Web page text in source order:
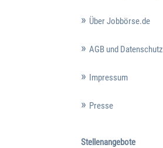
Über Jobbörse.de
AGB und Datenschutz
Impressum
Presse
Stellenangebote